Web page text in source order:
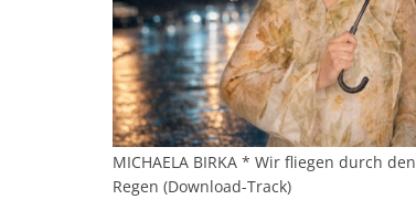
MICHAELA BIRKA * Wir fliegen durch den
Regen (Download-Track)